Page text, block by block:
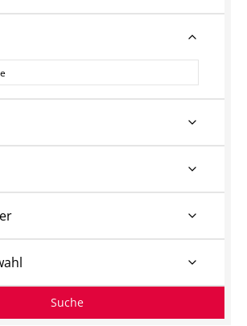
Suche